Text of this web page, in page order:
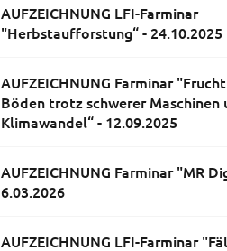
AUFZEICHNUNG LFI-Farminar
"Herbstaufforstung“ - 24.10.2025
AUFZEICHNUNG Farminar
Böden trotz schwerer Maschinen
Klimawandel“ - 12.09.2025
AUFZEICHNUNG Farminar "MR
6.03.2026
AUFZEICHNUNG LFI-Farminar